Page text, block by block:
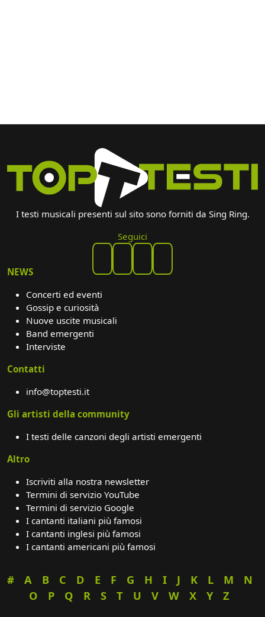
I testi musicali presenti sul sito sono forniti da Sing Ring.
Seguici
NEWS
Concerti ed eventi
Gossip e curiosità
Nuove uscite musicali
Band emergenti
Interviste
Contatti
info@toptesti.it
Gli artisti della community
I testi delle canzoni degli artisti emergenti
Altro
Iscriviti alla nostra newsletter
Termini di servizio YouTube
Termini di servizio Google
I cantanti italiani più famosi
I cantanti inglesi più famosi
I cantanti americani più famosi
# A B C D E F G H I J K L M
N
O
P Q R S T U V W X Y Z